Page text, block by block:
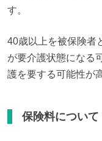
す。
40歳以上を被保険者
が要介護状態になる
護を要する可能性が
保険料について